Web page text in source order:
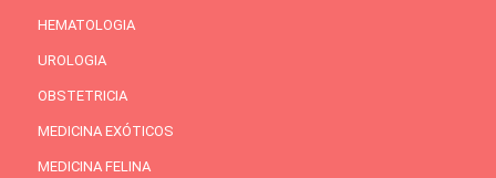
HEMATOLOGIA
UROLOGIA
OBSTETRICIA
MEDICINA EXÓTICOS
MEDICINA FELINA